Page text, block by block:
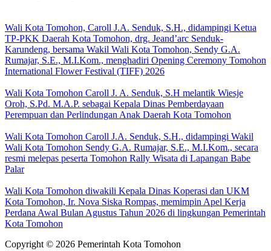
Wali Kota Tomohon, Caroll J.A. Senduk, S.H., didampingi Ketua
TP-PKK Daerah Kota Tomohon, drg. Jeand’arc Senduk-
Karundeng, bersama Wakil Wali Kota Tomohon, Sendy G.A.
Rumajar, S.E., M.I.Kom., menghadiri Opening Ceremony Tomohon
International Flower Festival (TIFF) 2026
Wali Kota Tomohon Caroll J. A. Senduk, S.H melantik Wiesje
Oroh, S.Pd. M.A.P. sebagai Kepala Dinas Pemberdayaan
Perempuan dan Perlindungan Anak Daerah Kota Tomohon
Wali Kota Tomohon Caroll J.A. Senduk, S.H., didampingi Wakil
Wali Kota Tomohon Sendy G.A. Rumajar, S.E., M.I.Kom., secara
resmi melepas peserta Tomohon Rally Wisata di Lapangan Babe
Palar
Wali Kota Tomohon diwakili Kepala Dinas Koperasi dan UKM
Kota Tomohon, Ir. Nova Siska Rompas, memimpin Apel Kerja
Perdana Awal Bulan Agustus Tahun 2026 di lingkungan Pemerintah
Kota Tomohon
Copyright © 2026 Pemerintah Kota Tomohon